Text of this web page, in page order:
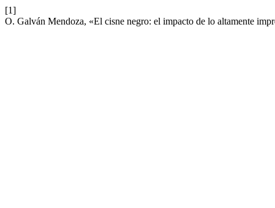
[1]
O. Galván Mendoza, «El cisne negro: el impacto de lo altamente